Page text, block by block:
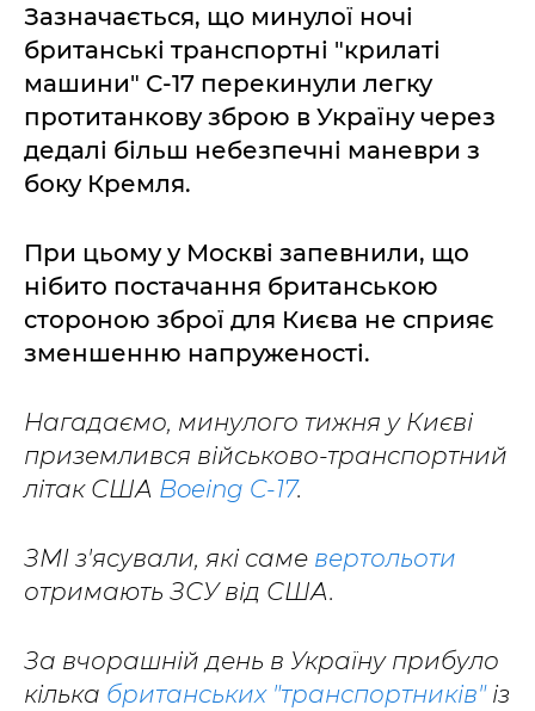
Зазначається, що минулої ночі
британські транспортні "крилаті
машини" С-17 перекинули легку
протитанкову зброю в Україну через
дедалі більш небезпечні маневри з
боку Кремля.
При цьому у Москві запевнили, що
нібито постачання британською
стороною зброї для Києва не сприяє
зменшенню напруженості.
Нагадаємо, минулого тижня у Києві
приземлився військово-транспортний
літак США Boeing C-17.
ЗМІ з'ясували, які саме вертольоти
отримають ЗСУ від США.
За вчорашній день в Україну прибуло
кілька британських "транспортників" із